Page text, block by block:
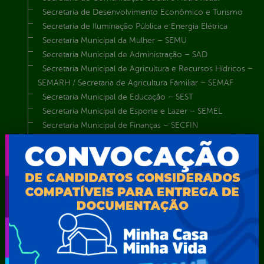
Secretaria de Desenvolvimento Econômico e Turismo
Secretaria de Iluminação Pública e Energia Elétrica
Secretaria Municipal da Mulher – SEMU
Secretaria Municipal de Administração – SAD
Secretaria Municipal de Agricultura e Recursos Hídricos –
SEMARH / Secretaria de Agricultura Familiar – SEMAF
Secretaria Municipal de Educação – SEST
Secretaria Municipal de Esporte e Lazer – SEMEL
Secretaria Municipal de Finanças – SECFIN
Secretaria Municipal de Meio Ambiente – SEMA
Secretaria Municipal de Planejamento e Gestão – SEPLAG
Secretaria Municipal de Relações Institucionais – SEMRI
Secretaria Municipal de Saúde – SMS
Secretaria Municipal de Serviços Públicos – SEMUSP
Superintendência de Trânsito e Transportes de Serra
Talhada-STTRANS
Transparência, Fiscalização e Controle